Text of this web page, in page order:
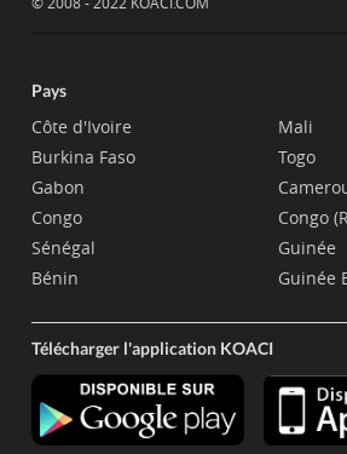
Pays
Côte d'Ivoire
Burkina Faso
Gabon
Congo
Sénégal
Bénin
Mali
Togo
Congo
Guinée
Guinée
Télécharger l'application KOACI